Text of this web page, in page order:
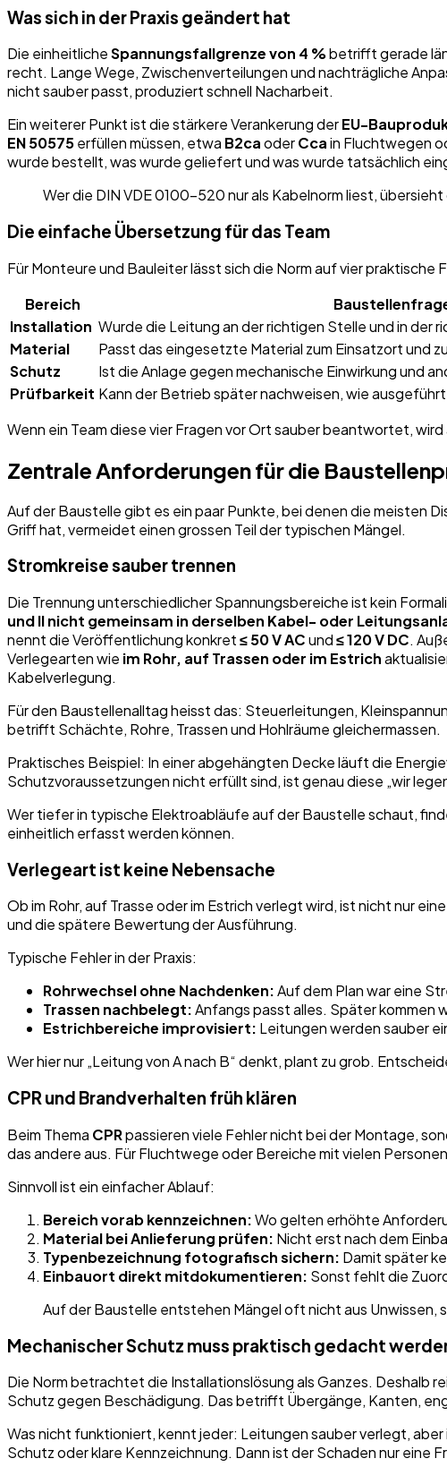
Was sich in der Praxis geändert hat
Die einheitlicheSpannungsfallgrenze von 4 %betrifft gerade
recht. Lange Wege, Zwischenverteilungen und nachträgliche
nicht sauber passt, produziert schnell Nacharbeit.
Ein weiterer Punkt ist die stärkere Verankerung derEU-
EN 50575erfüllen müssen, etwa B2caoderCcain Fluchtwegen
wurde bestellt, was wurde geliefert und was wurde tatsächlich
Wer die DIN VDE 0100-520 nur als Kabelnorm liest,
Die einfache Übersetzung für das Team
Für Monteure und Bauleiter lässt sich die Norm auf vier praktische
Bereich
Installation Wurde die Leitung an der richtigen Stelle und in der
Material
Passt das eingesetzte Material zum Einsatzort und
Schutz
Ist die Anlage gegen mechanische Einwirkung und
Prüfbarkeit Kann der Betrieb später nachweisen, wie
Wenn ein Team diese vier Fragen vor Ort sauber beantwortet,
Zentrale Anforderungen für die
Auf der Baustelle gibt es ein paar Punkte, bei denen die meisten
Griff hat, vermeidet einen grossen Teil der typischen Mängel.
Stromkreise sauber trennen
Die Trennung unterschiedlicher Spannungsbereiche ist kein
und II nicht gemeinsam in derselben Kabel- oder
nennt die Veröffentlichung konkret≤ 50 V ACund≤ 120 V DC.
Verlegearten wie im Rohr, auf Trassen oder im Estrich
Kabelverlegung.
Für den Baustellenalltag heisst das: Steuerleitungen,
betrifft Schächte, Rohre, Trassen und Hohlräume gleichermassen.
Praktisches Beispiel: In einer abgehängten Decke läuft die
Schutzvoraussetzungen nicht erfüllt sind, ist genau diese „wir
Wer tiefer in typische Elektroabläufe auf der Baustelle schaut,
einheitlich erfasst werden können.
Verlegeart ist keine Nebensache
Ob im Rohr, auf Trasse oder im Estrich verlegt wird, ist nicht nur
und die spätere Bewertung der Ausführung.
Typische Fehler in der Praxis:
Rohrwechsel ohne Nachdenken:Auf dem Plan war eine
Trassen nachbelegt:Anfangs passt alles. Später kommen
Estrichbereiche improvisiert: Leitungen werden sauber
Wer hier nur „Leitung von A nach B“ denkt, plant zu grob.
CPR und Brandverhalten früh klären
Beim Thema CPRpassieren viele Fehler nicht bei der Montage,
das andere aus. Für Fluchtwege oder Bereiche mit vielen
Sinnvoll ist ein einfacher Ablauf:
Bereich vorab kennzeichnen:Wo gelten erhöhte
Material bei Anlieferung prüfen: Nicht erst nach dem
Typenbezeichnung fotografisch sichern: Damit später
Einbauort direkt mitdokumentieren: Sonst fehlt die
Auf der Baustelle entstehen Mängel oft nicht aus Unwissen,
Mechanischer Schutz muss praktisch gedacht
Die Norm betrachtet die Installationslösung als Ganzes. Deshalb
Schutz gegen Beschädigung. Das betrifft Übergänge, Kanten,
Was nicht funktioniert, kennt jeder: Leitungen sauber verlegt,
Schutz oder klare Kennzeichnung. Dann ist der Schaden nur eine